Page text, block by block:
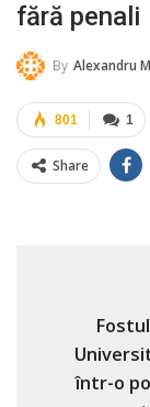
fără penali
By Alexandru
1
801
Share
într-o